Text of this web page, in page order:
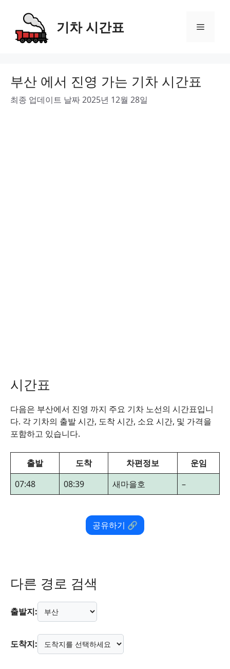
content
기차 시간표 Menu
부산 에서 진영 가는 기차 시간표
최종 업데이트 날짜 2025년 12월 28일
시간표
다음은 부산에서 진영 까지 주요 기차 노선의 시간표입니
다. 각 기차의 출발 시간, 도착 시간, 소요 시간, 및 가격을
포함하고 있습니다.
출발 도착 차편정보
운임
07:48
08:39 새마을호 –
공유하기 🔗
다른 경로 검색
출발지:
도착지: